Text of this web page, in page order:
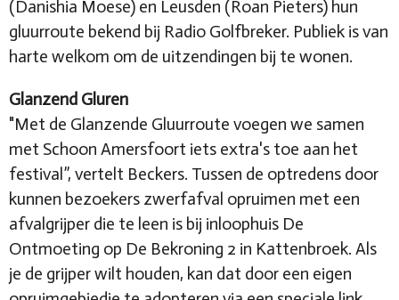
(Danishia Moese) en Leusden (Roan Pieters) hun
gluurroute bekend bij Radio Golfbreker. Publiek is van
harte welkom om de uitzendingen bij te wonen.
Glanzend Gluren
"Met de Glanzende Gluurroute voegen we samen
met Schoon Amersfoort iets extra's toe aan het
festival”, vertelt Beckers. Tussen de optredens door
kunnen bezoekers zwerfafval opruimen met een
afvalgrijper die te leen is bij inloophuis De
Ontmoeting op De Bekroning 2 in Kattenbroek. Als
je de grijper wilt houden, kan dat door een eigen